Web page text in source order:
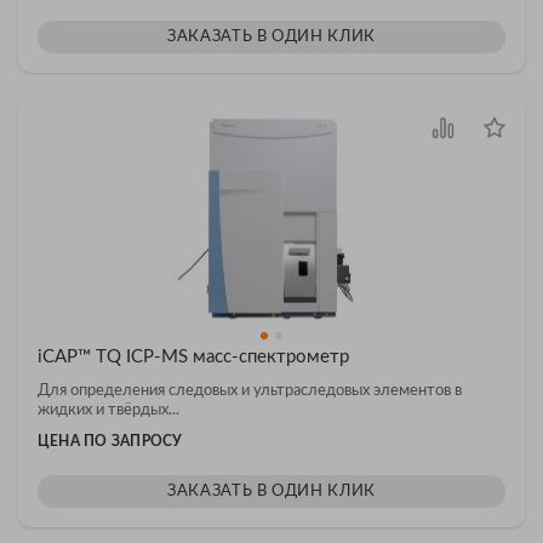
ЗАКАЗАТЬ В ОДИН КЛИК
iCAP™ TQ ICP-MS масс-спектрометр
Для определения следовых и ультраследовых элементов в
жидких и твёрдых...
ЦЕНА ПО ЗАПРОСУ
ЗАКАЗАТЬ В ОДИН КЛИК